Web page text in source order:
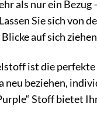
als nur ein
Sie sich von
auf sich
ist die perfekte
neu beziehen,
Stoff bietet